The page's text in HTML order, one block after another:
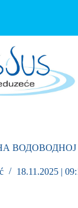
18.11.2025 |